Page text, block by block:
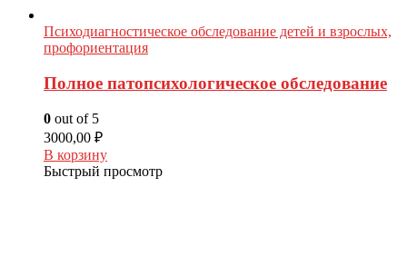
Психодиагностическое обследование детей и взрослых,
профориентация
Полное патопсихологическое обследование
0 out of 5
3000,00 ₽
В корзину
Быстрый просмотр